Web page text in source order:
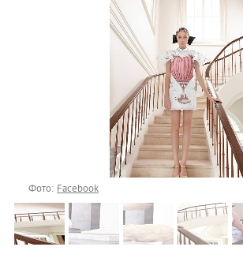
Фото: Facebook